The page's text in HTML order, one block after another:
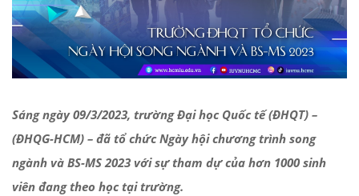
Sáng ngày 09/3/2023, trường Đại học Quốc tế (ĐHQT) –
(ĐHQG-HCM) – đã tổ chức Ngày hội chương trình song
ngành và BS-MS 2023 với sự tham dự của hơn 1000 sinh
viên đang theo học tại trường.